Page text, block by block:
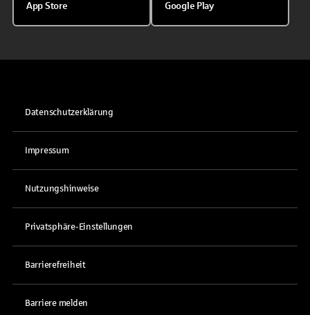
App Store Google Play
Datenschutzerklärung
Impressum
Nutzungshinweise
Privatsphäre-Einstellungen
Barrierefreiheit
Barriere melden